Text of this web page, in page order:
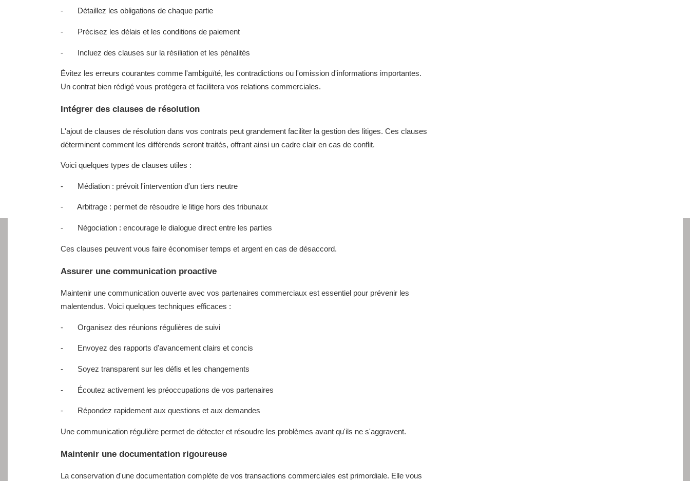
- Détaillez les obligations de chaque partie
- Précisez les délais et les conditions de paiement
- Incluez des clauses sur la résiliation et les pénalités
Évitez les erreurs courantes comme l'ambiguïté, les contradictions ou l'omission d'informations importantes.
Un contrat bien rédigé vous protégera et facilitera vos relations commerciales.
Intégrer des clauses de résolution
L'ajout de clauses de résolution dans vos contrats peut grandement faciliter la gestion des litiges. Ces clauses
déterminent comment les différends seront traités, offrant ainsi un cadre clair en cas de conflit.
Voici quelques types de clauses utiles :
- Médiation : prévoit l'intervention d'un tiers neutre
- Arbitrage : permet de résoudre le litige hors des tribunaux
- Négociation : encourage le dialogue direct entre les parties
Ces clauses peuvent vous faire économiser temps et argent en cas de désaccord.
Assurer une communication proactive
Maintenir une communication ouverte avec vos partenaires commerciaux est essentiel pour prévenir les
malentendus. Voici quelques techniques efficaces :
- Organisez des réunions régulières de suivi
- Envoyez des rapports d'avancement clairs et concis
- Soyez transparent sur les défis et les changements
- Écoutez activement les préoccupations de vos partenaires
- Répondez rapidement aux questions et aux demandes
Une communication régulière permet de détecter et résoudre les problèmes avant qu'ils ne s'aggravent.
Maintenir une documentation rigoureuse
La conservation d'une documentation complète de vos transactions commerciales est primordiale. Elle vous